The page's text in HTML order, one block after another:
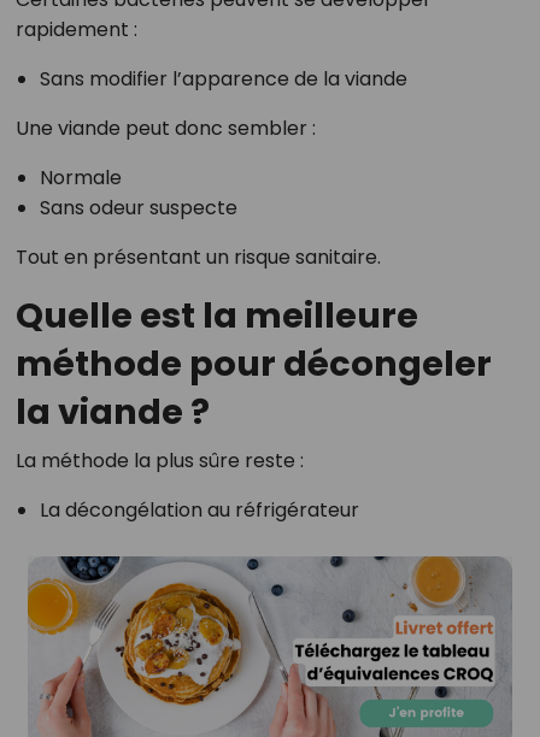
rapidement :
Sans modifier l’apparence de la viande
Une viande peut donc sembler :
Normale
Sans odeur suspecte
Tout en présentant un risque sanitaire.
Quelle est la meilleure
méthode pour décongeler
la viande ?
La méthode la plus sûre reste :
La décongélation au réfrigérateur